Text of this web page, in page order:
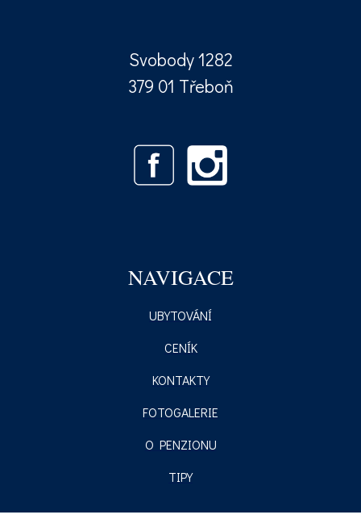
Svobody 1282
379 01 Třeboň
NAVIGACE
UBYTOVÁNÍ
CENÍK
KONTAKTY
FOTOGALERIE
O PENZIONU
TIPY